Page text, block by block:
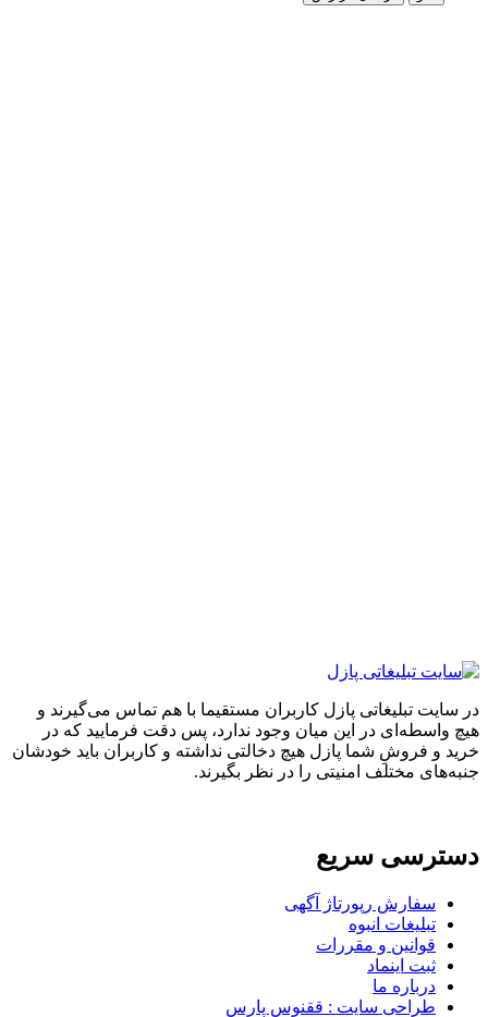
تبلیغاتی پازل کاربران مستقیما با هم تماس می‌گیرند و
در این میان وجود ندارد، پس دقت فرمایید که در
و فروشِ شما پازل هیچ دخالتی نداشته و کاربران باید خودشان
مختلف امنیتی را در نظر بگیرند.
سریع
سفارش رپورتاژ آگهی
تبلیغات انبوه
قوانین و مقررات
ثبت اینماد
درباره ما
طراحی سایت : ققنوس پارس